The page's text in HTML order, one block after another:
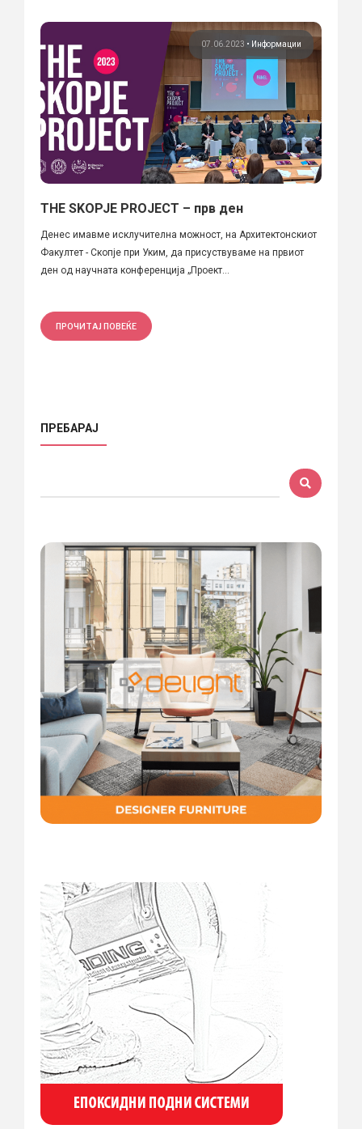
07.06.2023 • Информации
THE SKOPJE PROJECT – прв ден
Денес имавме исклучителна можност, на Архитектонскиот
Факултет - Скопје при Уким, да присуствуваме на првиот
ден од научната конференција „Проект...
ПРОЧИТАЈ ПОВЕЌЕ
ПРЕБАРАЈ